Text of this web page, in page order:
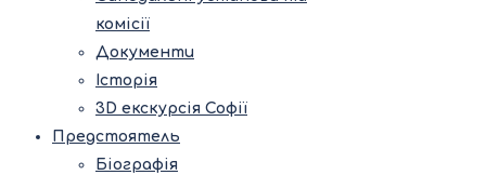
комісії
Документи
Історія
3D екскурсія Софії
Предстоятель
Біографія